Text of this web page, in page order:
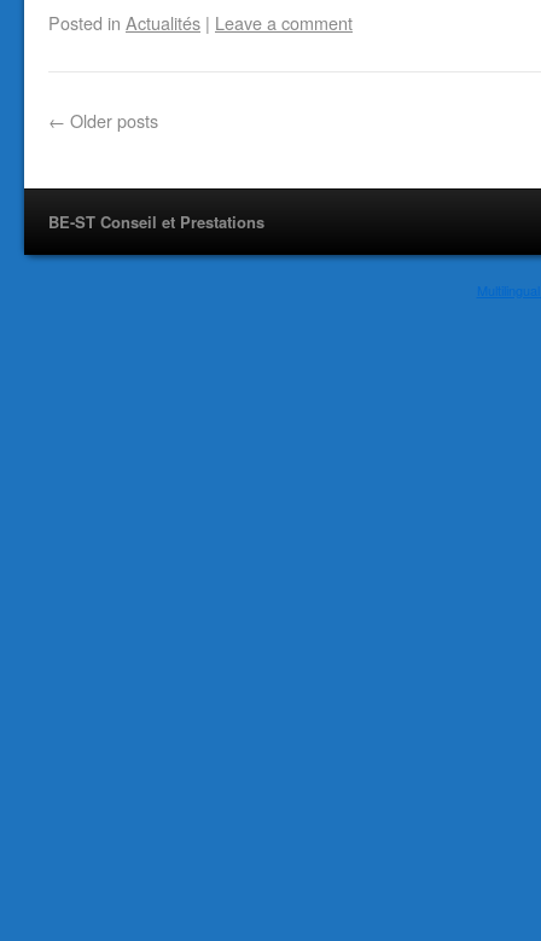
Posted in Actualités | Leave a comment
← Older posts
BE-ST Conseil et Prestations